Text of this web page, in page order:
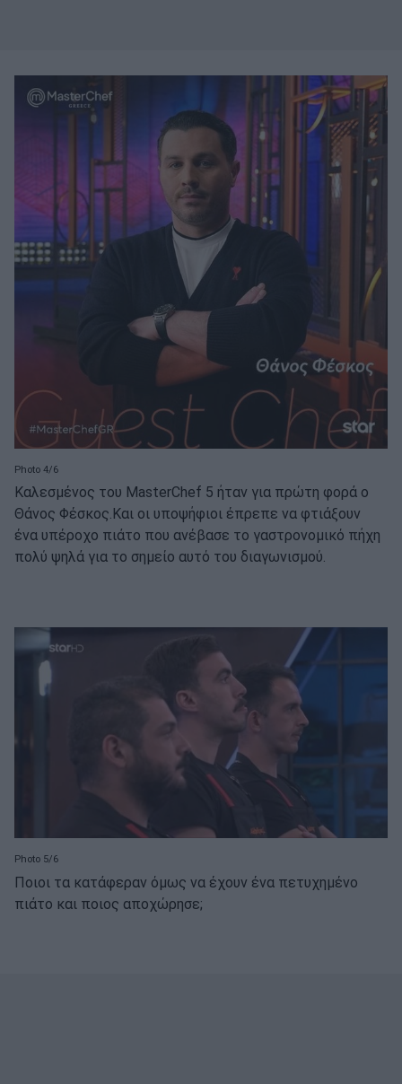
Photo 4/6
Καλεσμένος του MasterChef 5 ήταν για πρώτη φορά o
Θάνος Φέσκος.Και οι υποψήφιοι έπρεπε να φτιάξουν
ένα υπέροχο πιάτο που ανέβασε το γαστρονομικό πήχη
πολύ ψηλά για το σημείο αυτό του διαγωνισμού.
Photo 5/6
Ποιοι τα κατάφεραν όμως να έχουν ένα πετυχημένο
πιάτο και ποιος αποχώρησε;